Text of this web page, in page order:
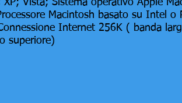
Vista; Sistema operativo Apple
Macintosh basato su Intel o
Internet 256K ( banda
superiore)